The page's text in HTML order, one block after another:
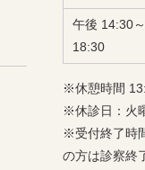
午後 14:30～
18:30
※休憩時間
※休診日：火
※受付終了時
の方は診察終